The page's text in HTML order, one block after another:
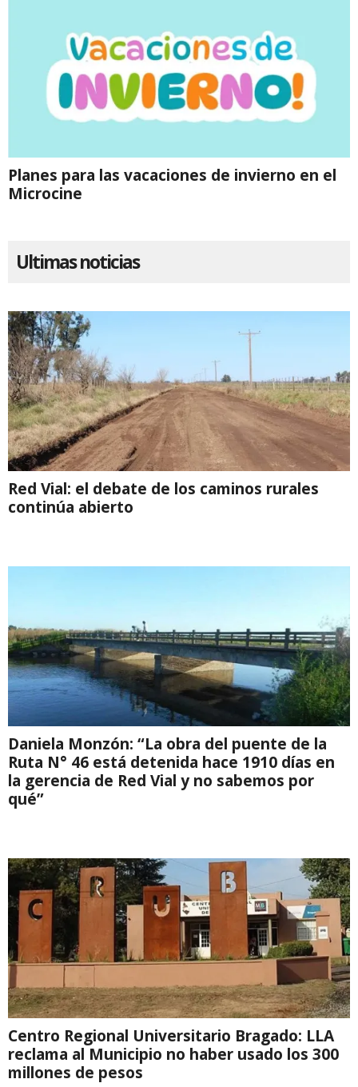
Planes para las vacaciones de invierno en el
Microcine
Ultimas noticias
Red Vial: el debate de los caminos rurales
continúa abierto
Daniela Monzón: “La obra del puente de la
Ruta N° 46 está detenida hace 1910 días en
la gerencia de Red Vial y no sabemos por
qué”
Centro Regional Universitario Bragado: LLA
reclama al Municipio no haber usado los 300
millones de pesos